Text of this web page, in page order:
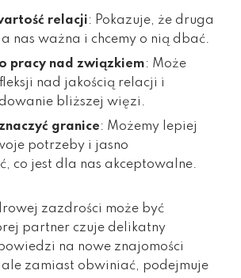
relacji: Pokazuje, że druga
nas ważna i chcemy o nią dbać.
pracy nad związkiem: Może
nad jakością relacji i
bliższej więzi.
granice: Możemy lepiej
potrzeby i jasno
co jest dla nas akceptowalne.
zazdrości może być
partner czuje delikatny
na nowe znajomości
zamiast obwiniać, podejmuje